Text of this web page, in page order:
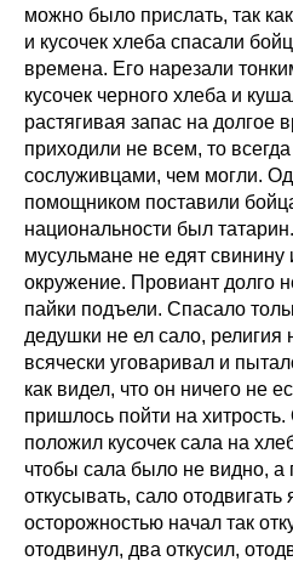
можно было прислать, так
и кусочек хлеба спасали
времена. Его нарезали
кусочек черного хлеба и
растягивая запас на долгое
приходили не всем, то
сослуживцами, чем могли.
помощником поставили
национальности был
мусульмане не едят
окружение. Провиант долго
пайки подъели. Спасало
дедушки не ел сало,
всячески уговаривал и
как видел, что он ничего не
пришлось пойти на хитрость.
положил кусочек сала на
чтобы сала было не видно, а
откусывать, сало
осторожностью начал так
отодвинул, два откусил,